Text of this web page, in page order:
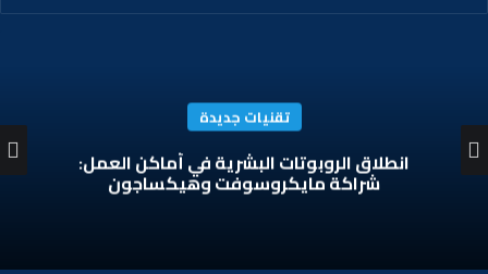
تقنيات جديدة
انطلاق الروبوتات البشرية في أماكن العمل:
شراكة مايكروسوفت وهيكساجون